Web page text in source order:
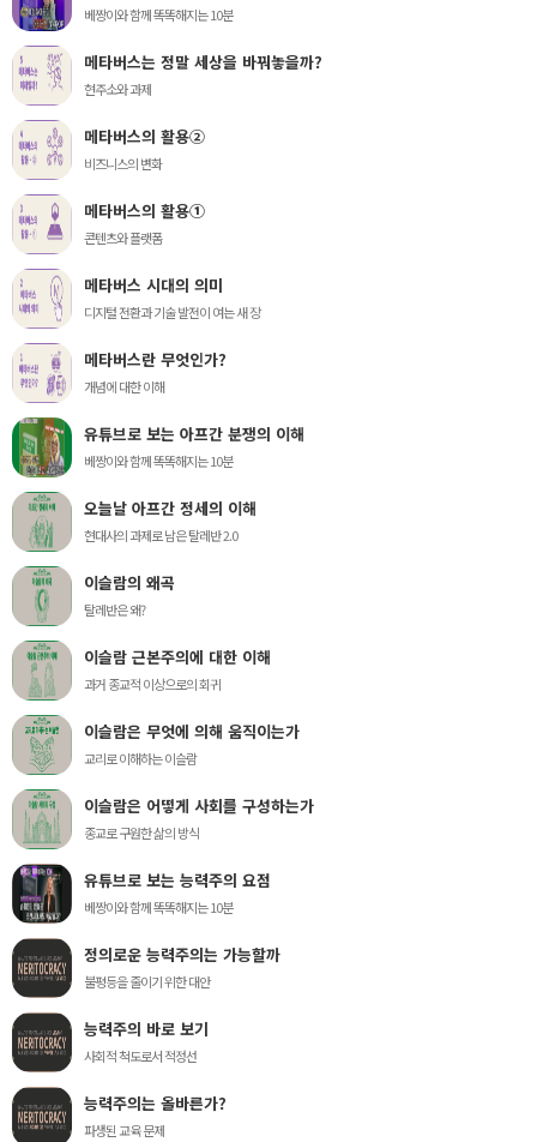
베짱이와 함께 똑똑해지는 10분
메타버스는 정말 세상을 바꿔놓을까?
현주소와 과제
메타버스의 활용②
비즈니스의 변화
메타버스의 활용①
콘텐츠와 플랫폼
메타버스 시대의 의미
디지털 전환과 기술 발전이 여는 새 장
메타버스란 무엇인가?
개념에 대한 이해
유튜브로 보는 아프간 분쟁의 이해
베짱이와 함께 똑똑해지는 10분
오늘날 아프간 정세의 이해
현대사의 과제로 남은 탈레반 2.0
이슬람의 왜곡
탈레반은 왜?
이슬람 근본주의에 대한 이해
과거 종교적 이상으로의 회귀
이슬람은 무엇에 의해 움직이는가
교리로 이해하는 이슬람
이슬람은 어떻게 사회를 구성하는가
종교로 구원한 삶의 방식
유튜브로 보는 능력주의 요점
베짱이와 함께 똑똑해지는 10분
정의로운 능력주의는 가능할까
불평등을 줄이기 위한 대안
능력주의 바로 보기
사회적 척도로서 적정선
능력주의는 올바른가?
파생된 교육 문제